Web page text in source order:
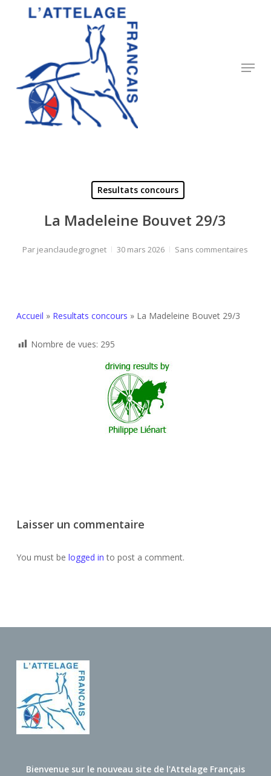
Menu
Resultats concours
La Madeleine Bouvet 29/3
Par jeanclaudegrognet 30 mars 2026 Sans commentaires
Accueil » Resultats concours » La Madeleine Bouvet 29/3
Nombre de vues: 295
Laisser un commentaire
You must be logged in to post a comment.
Bienvenue sur le nouveau site de l'Attelage Français